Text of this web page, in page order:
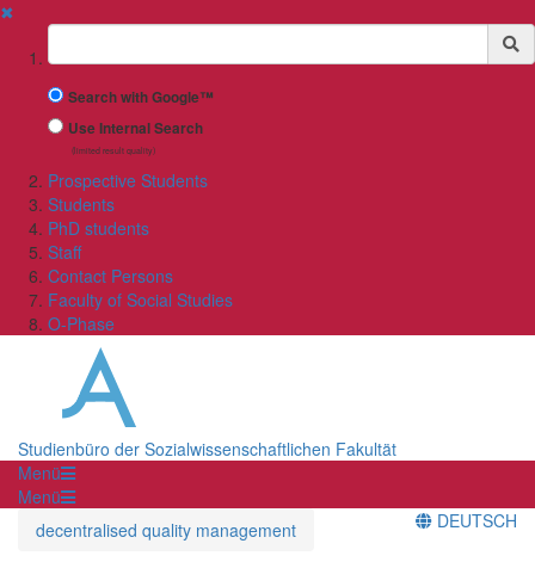
✖
Suchbegriff
Search with Google™
Use Internal Search
(limited result quality)
Prospective Students
Students
PhD students
Staff
Contact Persons
Faculty of Social Studies
O-Phase
Studienbüro der Sozialwissenschaftlichen Fakultät
Menü
Menü
decentralised quality management
DEUTSCH